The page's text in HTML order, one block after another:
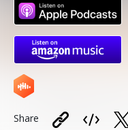
Share